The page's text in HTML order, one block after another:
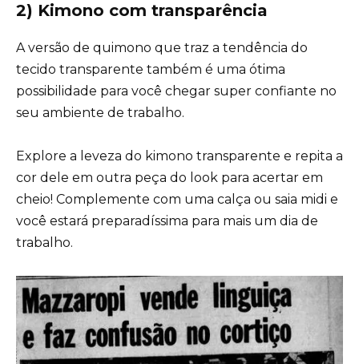
2) Kimono com transparência
A versão de quimono que traz a tendência do
tecido transparente também é uma ótima
possibilidade para você chegar super confiante no
seu ambiente de trabalho.
Explore a leveza do kimono transparente e repita a
cor dele em outra peça do look para acertar em
cheio! Complemente com uma calça ou saia midi e
você estará preparadíssima para mais um dia de
trabalho.